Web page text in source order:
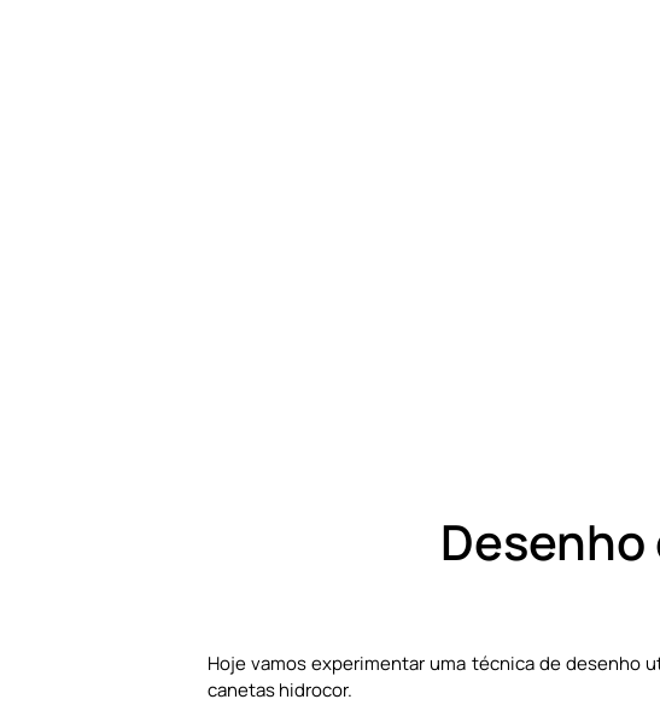
Hoje vamos experimentar uma técnica de desenho
canetas hidrocor.